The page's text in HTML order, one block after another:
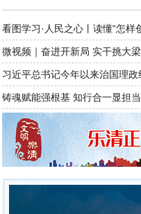
微视频｜奋进开新局 实干挑大梁
船归港 人上岸